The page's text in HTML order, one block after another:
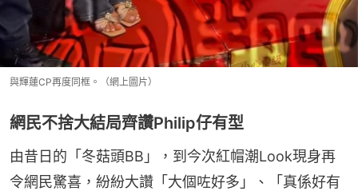
與輝蓮CP再度同框。（網上圖片）
網民不捨大結局齊讚Philip仔有型
由昔日的「冬菇頭BB」，到今次紅帽潮Look現身再
令網民驚喜，紛紛大讚「大個咗好多」、「真係好有